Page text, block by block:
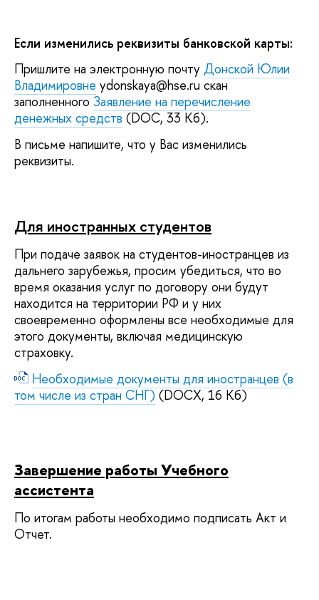
Если изменились реквизиты банковской карты:
Пришлите на электронную почту Донской Юлии
Владимировне ydonskaya@hse.ru скан
заполненного Заявление на перечисление
денежных средств (DOC, 33 Кб).
В письме напишите, что у Вас изменились
реквизиты.
Для иностранных студентов
При подаче заявок на студентов-иностранцев из
дальнего зарубежья, просим убедиться, что во
время оказания услуг по договору они будут
находится на территории РФ и у них
своевременно оформлены все необходимые для
этого документы, включая медицинскую
страховку.
Необходимые документы для иностранцев (в
том числе из стран СНГ) (DOCX, 16 Кб)
Завершение работы Учебного
ассистента
По итогам работы необходимо подписать Акт и
Отчет.